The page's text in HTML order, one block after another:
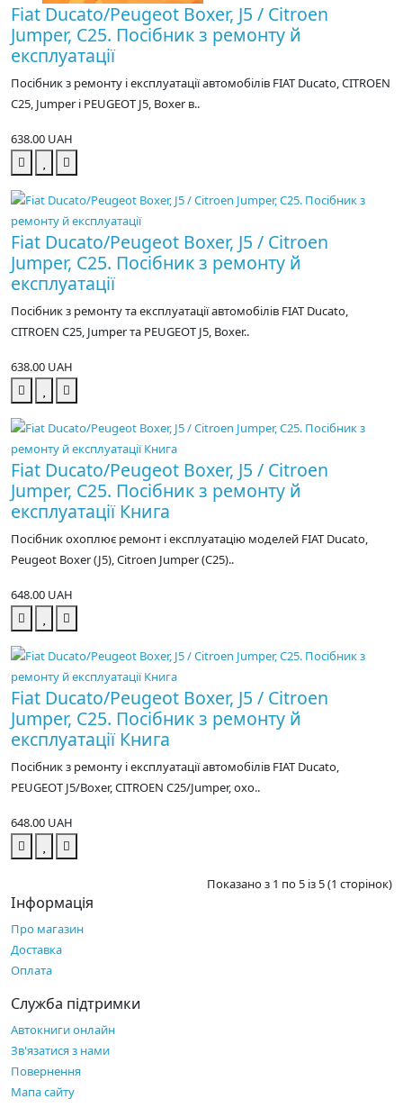
Fiat Ducato/Peugeot Boxer, J5 / Citroen
Jumper, C25. Посібник з ремонту й
експлуатації
Посібник з ремонту і експлуатації автомобілів FIAT Ducato, CITROEN
C25, Jumper і PEUGEOT J5, Boxer в..
638.00 UAH
Fiat Ducato/Peugeot Boxer, J5 / Citroen
Jumper, C25. Посібник з ремонту й
експлуатації
Посібник з ремонту та експлуатації автомобілів FIAT Ducato,
CITROEN C25, Jumper та PEUGEOT J5, Boxer..
638.00 UAH
Fiat Ducato/Peugeot Boxer, J5 / Citroen
Jumper, C25. Посібник з ремонту й
експлуатації Книга
Посібник охоплює ремонт і експлуатацію моделей FIAT Ducato,
Peugeot Boxer (J5), Citroen Jumper (C25)..
648.00 UAH
Fiat Ducato/Peugeot Boxer, J5 / Citroen
Jumper, C25. Посібник з ремонту й
експлуатації Книга
Посібник з ремонту і експлуатації автомобілів FIAT Ducato,
PEUGEOT J5/Boxer, CITROEN C25/Jumper, охо..
648.00 UAH
Показано з 1 по 5 із 5 (1 сторінок)
Інформація
Про магазин
Доставка
Оплата
Служба підтримки
Автокниги онлайн
Зв'язатися з нами
Повернення
Мапа сайту